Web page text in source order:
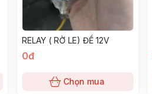
RELAY ( RỜ LE) ĐỀ 12V
0đ
Chọn mua